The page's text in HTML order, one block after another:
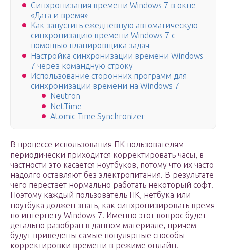
Синхронизация времени Windows 7 в окне
«Дата и время»
Как запустить ежедневную автоматическую
синхронизацию времени Windows 7 с
помощью планировщика задач
Настройка синхронизации времени Windows
7 через командную строку
Использование сторонних программ для
синхронизации времени на Windows 7
Neutron
NetTime
Atomic Time Synchronizer
В процессе использования ПК пользователям
периодически приходится корректировать часы, в
частности это касается ноутбуков, потому что их часто
надолго оставляют без электропитания. В результате
чего перестает нормально работать некоторый софт.
Поэтому каждый пользователь ПК, нетбука или
ноутбука должен знать, как синхронизировать время
по интернету Windows 7. Именно этот вопрос будет
детально разобран в данном материале, причем
будут приведены самые популярные способы
корректировки времени в режиме онлайн.